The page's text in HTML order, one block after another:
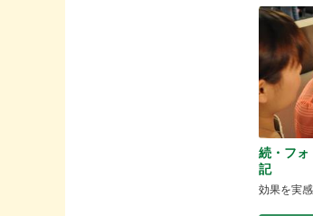
続・フォ
記
効果を実